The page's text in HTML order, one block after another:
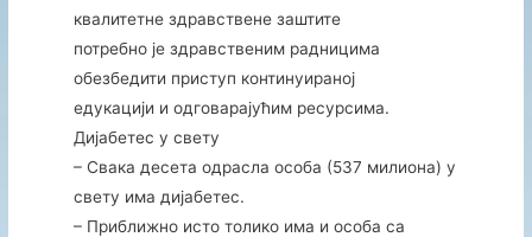
квалитетне здравствене заштите
потребно је здравственим радницима
обезбедити приступ континуираној
едукацији и одговарајућим ресурсима.
Дијабетес у свету
– Свака десета одрасла особа (537 милиона) у
свету има дијабетес.
– Приближно исто толико има и особа са